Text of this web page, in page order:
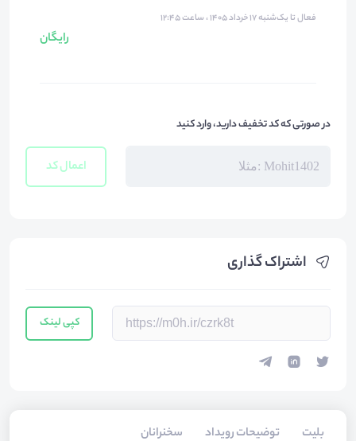
اشتراک گذاری
کپی لینک
بلیت‌ توضیحات رویداد سخنرانان
فعال تا یک‌شنبه ۱۷ خرداد ۱۴۰۵ ، ساعت ۱۲:۴۵
رایگان
در صورتی که کد تخفیف دارید، وارد کنید
اعمال کد